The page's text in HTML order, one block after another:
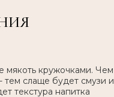
мякоть кружочками. Чем
слаще будет смузи и
текстура напитка